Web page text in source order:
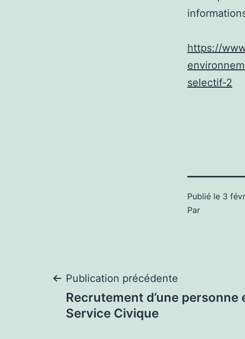
https://
selectif-2
Publié le 3
Par
Navigation
de
Publication précédente
Recrutement d’une personne
Service Civique